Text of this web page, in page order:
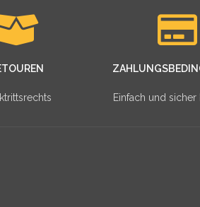
Einfach und sicher